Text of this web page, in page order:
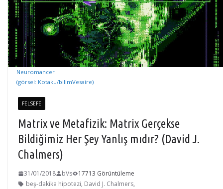
Neuromancer
(görsel: Kotaku/bilimVesaire)
FELSEFE
Matrix ve Metafizik: Matrix Gerçekse
Bildiğimiz Her Şey Yanlış mıdır? (David J.
Chalmers)
31/01/2018 bVs
17713 Görüntüleme
beş-dakika hipotezi, David J. Chalmers,